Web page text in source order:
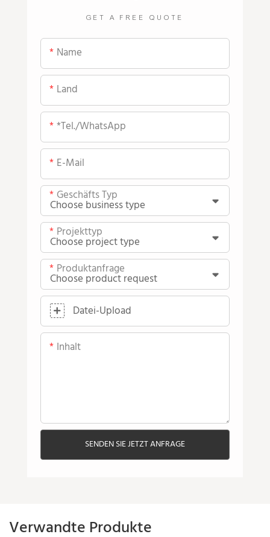
GET A FREE QUOTE
Name
Land
*Tel./WhatsApp
E-Mail
Geschäfts Typ
Projekttyp
Produktanfrage
Datei-Upload
Inhalt
SENDEN SIE JETZT ANFRAGE
Verwandte Produkte